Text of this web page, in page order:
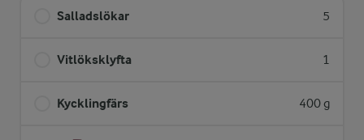
Salladslökar 5
Vitlöksklyfta 1
Kycklingfärs 400 g